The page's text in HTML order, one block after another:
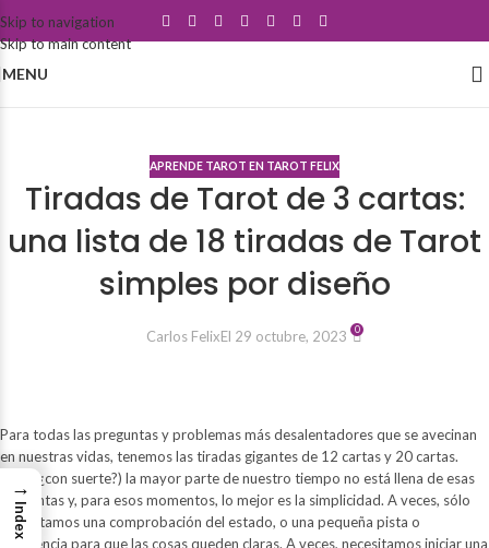
Skip to navigation
Skip to main content
MENU
APRENDE TAROT EN TAROT FELIX
Tiradas de Tarot de 3 cartas:
una lista de 18 tiradas de Tarot
simples por diseño
Carlos FelixEl 29 octubre, 2023 0
Para todas las preguntas y problemas más desalentadores que se avecinan
en nuestras vidas, tenemos las tiradas gigantes de 12 cartas y 20 cartas.
Pero (¿con suerte?) la mayor parte de nuestro tiempo no está llena de esas
preguntas y, para esos momentos, lo mejor es la simplicidad. A veces, sólo
necesitamos una comprobación del estado, o una pequeña pista o
sugerencia para que las cosas queden claras. A veces, necesitamos iniciar una
→
Index